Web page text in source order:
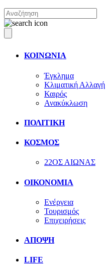
ΚΟΙΝΩΝΙΑ
Έγκλημα
Κλιματική Αλλαγή
Καιρός
Ανακύκλωση
ΠΟΛΙΤΙΚΗ
ΚΟΣΜΟΣ
22ΟΣ ΑΙΩΝΑΣ
ΟΙΚΟΝΟΜΙΑ
Ενέργεια
Τουρισμός
Επιχειρήσεις
ΑΠΟΨΗ
LIFE